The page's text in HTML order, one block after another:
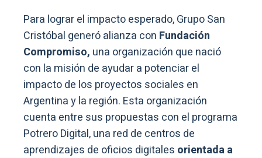
Para lograr el impacto esperado, Grupo San
Cristóbal generó alianza con Fundación
Compromiso, una organización que nació
con la misión de ayudar a potenciar el
impacto de los proyectos sociales en
Argentina y la región. Esta organización
cuenta entre sus propuestas con el programa
Potrero Digital, una red de centros de
aprendizajes de oficios digitales orientada a